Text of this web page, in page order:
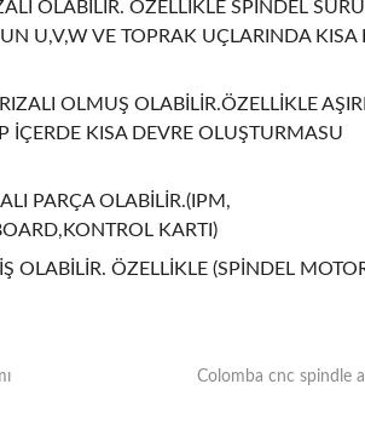
OLABİLİR. ÖZELLİKLE SPİNDEL
U,V,W VE TOPRAK UÇLARINDA KISA
OLMUŞ OLABİLİR.ÖZELLİKLE
İÇERDE KISA DEVRE OLUŞTURMASU
PARÇA OLABİLİR.(IPM,
KARTI)
OLABİLİR. ÖZELLİKLE (SPİNDEL
Colomba cnc spindle